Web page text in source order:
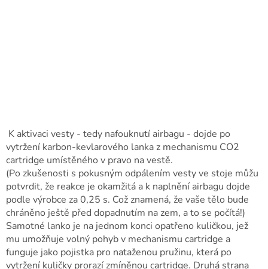
K aktivaci vesty - tedy nafouknutí airbagu - dojde po
vytržení karbon-kevlarového lanka z mechanismu CO2
cartridge umístěného v pravo na vestě.
(Po zkušenosti s pokusným odpálením vesty ve stoje můžu
potvrdit, že reakce je okamžitá a k naplnění airbagu dojde
podle výrobce za 0,25 s. Což znamená, že vaše tělo bude
chráněno ještě před dopadnutím na zem, a to se počítá!)
Samotné lanko je na jednom konci opatřeno kuličkou, jež
mu umožňuje volný pohyb v mechanismu cartridge a
funguje jako pojistka pro nataženou pružinu, která po
vytržení kuličky prorazí zmíněnou cartridge. Druhá strana